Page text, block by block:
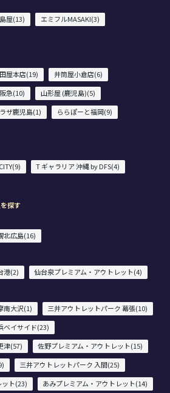
屋(13)
エミフルMASAKI(3)
屋本店(19)
井筒屋小倉店(6)
急(10)
山形屋 (鹿児島)(5)
ザ鹿児島(1)
ららぽーと福岡(9)
T ギャラリア 沖縄 by DFS(4)
探す
北広島(16)
港(2)
仙台泉プレミアム・アウトレット(4)
南大沢(1)
三井アウトレットパーク 幕張(10)
ベイサイド(23)
津(57)
佐野プレミアム・アウトレット(15)
三井アウトレットパーク 入間(25)
ト(23)
あみプレミアム・アウトレット(14)